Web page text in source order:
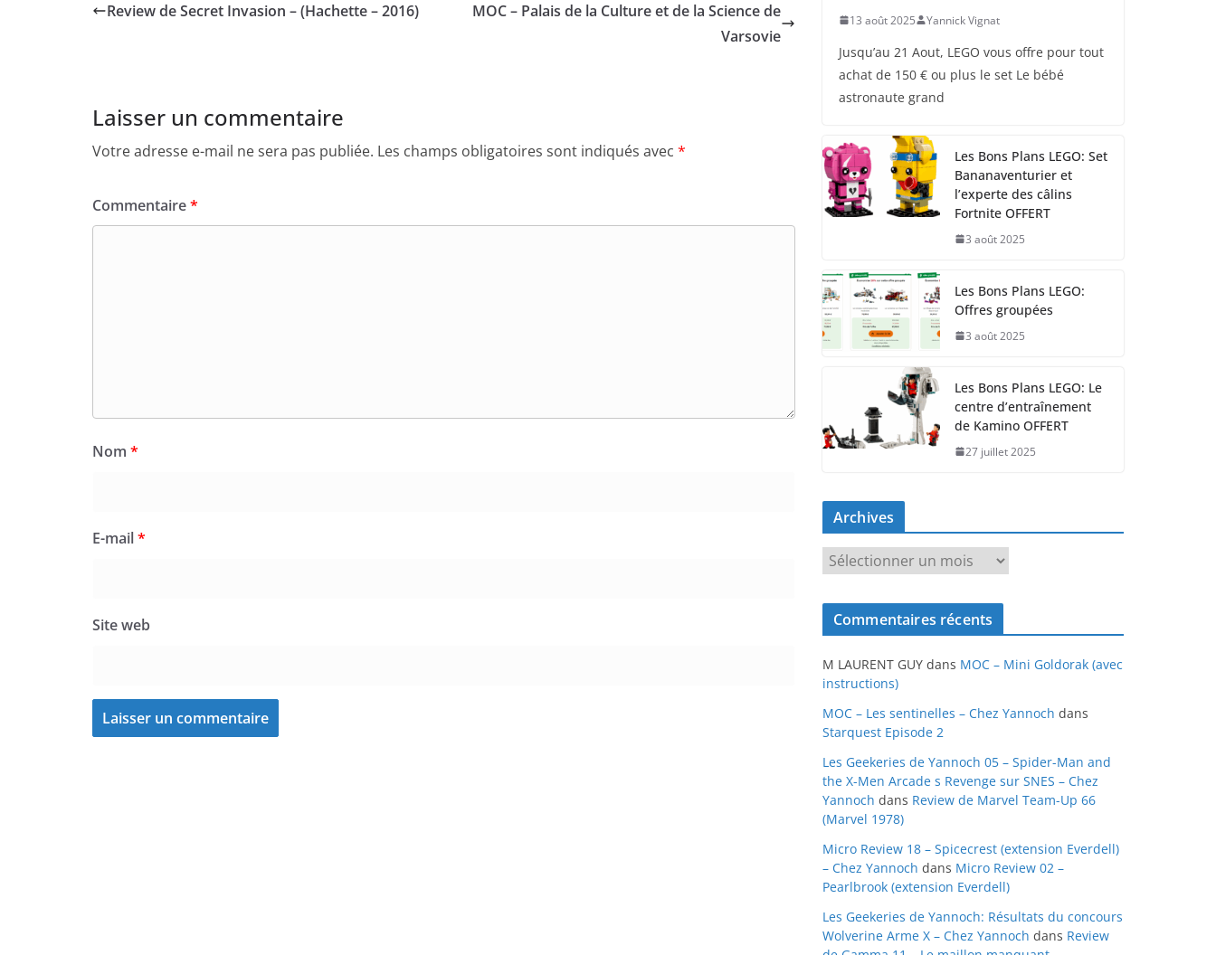
Review de Secret Invasion – (Hachette – 2016)
MOC – Palais de la Culture et de la Science de
Varsovie
Laisser un commentaire
Votre adresse e-mail ne sera pas publiée. Les champs obligatoires sont indiqués avec *
Commentaire*
Nom *
E-mail*
Site web
13 août 2025 Yannick Vignat
Jusqu’au 21 Aout, LEGO vous offre pour tout
achat de 150 € ou plus le set Le bébé
astronaute grand
Les Bons Plans LEGO: Set
Bananaventurier et
l’experte des câlins
Fortnite OFFERT
3 août 2025
Les Bons Plans LEGO:
Offres groupées
3 août 2025
Les Bons Plans LEGO: Le
centre d’entraînement
de Kamino OFFERT
27 juillet 2025
Archives
r
c
v
e
s
Commentaires récents
M LAURENT GUY dans MOC – Mini Goldorak (avec
instructions)
MOC – Les sentinelles – Chez Yannoch dans
Starquest Episode 2
Les Geekeries de Yannoch 05 – Spider-Man and
the X-Men Arcade s Revenge sur SNES – Chez
Yannoch dans Review de Marvel Team-Up 66
(Marvel 1978)
Micro Review 18 – Spicecrest (extension Everdell)
– Chez Yannoch dans Micro Review 02 –
Pearlbrook (extension Everdell)
Les Geekeries de Yannoch: Résultats du concours
Wolverine Arme X – Chez Yannoch dans Review